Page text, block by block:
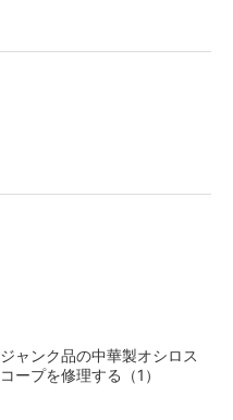
ジャンク品の中華製オシロス
コープを修理する（1）